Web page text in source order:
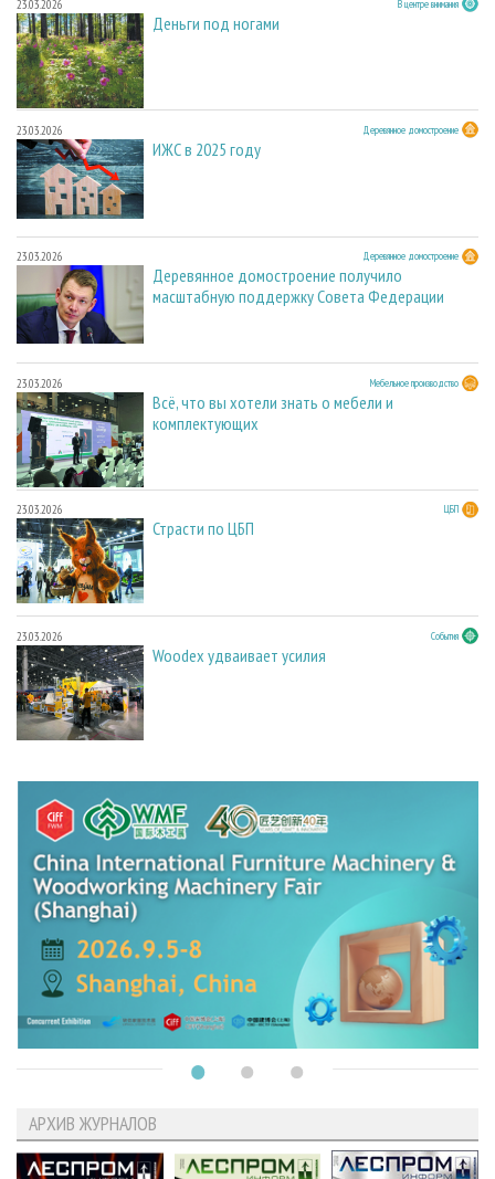
23.03.2026 В центре внимания
Деньги под ногами
23.03.2026 Деревянное домостроение
ИЖС в 2025 году
23.03.2026 Деревянное домостроение
Деревянное домостроение получило
масштабную поддержку Совета Федерации
23.03.2026 Мебельное производство
Всё, что вы хотели знать о мебели и
комплектующих
23.03.2026 ЦБП
Страсти по ЦБП
23.03.2026 События
Woodex удваивает усилия
АРХИВ ЖУРНАЛОВ